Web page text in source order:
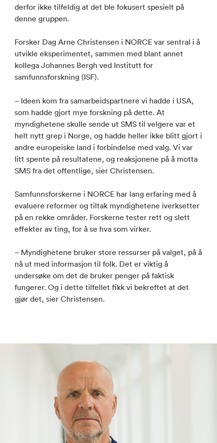
derfor ikke tilfeldig at det ble fokusert spesielt på
denne gruppen.
Forsker Dag Arne Christensen i NORCE var sentral i å
utvikle eksperimentet, sammen med blant annet
kollega Johannes Bergh ved Institutt for
samfunnsforskning (ISF).
– Ideen kom fra samarbeidspartnere vi hadde i USA,
som hadde gjort mye forskning på dette. At
myndighetene skulle sende ut SMS til velgere var et
helt nytt grep i Norge, og hadde heller ikke blitt gjort i
andre europeiske land i forbindelse med valg. Vi var
litt spente på resultatene, og reaksjonene på å motta
SMS fra det offentlige, sier Christensen.
Samfunnsforskerne i NORCE har lang erfaring med å
evaluere reformer og tiltak myndighetene iverksetter
på en rekke områder. Forskerne tester rett og slett
effekter av ting, for å se hva som virker.
– Myndighetene bruker store ressurser på valget, på å
nå ut med informasjon til folk. Det er viktig å
undersøke om det de bruker penger på faktisk
fungerer. Og i dette tilfellet fikk vi bekreftet at det
gjør det, sier Christensen.